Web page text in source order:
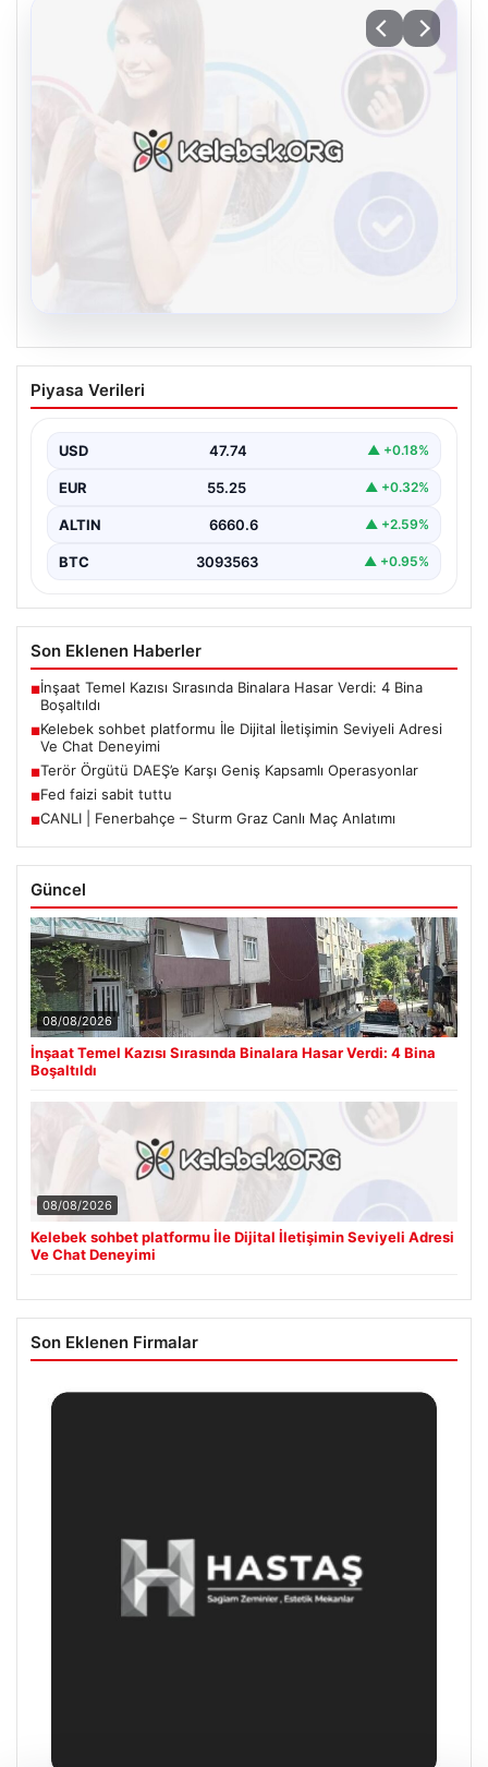
Kelebek sohbet platformu İle Dijital
İletişimin Seviyeli Adresi Ve Chat
İnternet çağında insanların güvenli bir biçimde iletişim
pek…
Piyasa Verileri
USD 47.74 ▲ +0.18%
EUR 55.25 ▲ +0.32%
ALTIN 6660.6 ▲ +2.59%
BTC 3093563 ▲ +0.95%
Son Eklenen Haberler
■İnşaat Temel Kazısı Sırasında Binalara Hasar Verdi: 4 Bina
Boşaltıldı
■Kelebek sohbet platformu İle Dijital İletişimin Seviyeli Adresi
Ve Chat Deneyimi
■Terör Örgütü DAEŞ’e Karşı Geniş Kapsamlı Operasyonlar
■Fed faizi sabit tuttu
■CANLI | Fenerbahçe – Sturm Graz Canlı Maç Anlatımı
Güncel
08/08/2026
İnşaat Temel Kazısı Sırasında Binalara Hasar Verdi: 4 Bina
Boşaltıldı
08/08/2026
Kelebek sohbet platformu İle Dijital İletişimin Seviyeli Adresi
Ve Chat Deneyimi
Son Eklenen Firmalar